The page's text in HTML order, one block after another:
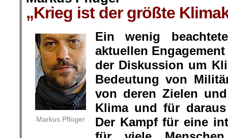
Markus Pflüger
Ein wenig
aktuellen
der Diskussion um
Bedeutung von
von deren Zielen
Klima und für
Der Kampf für eine
für viele
abstrakter erscheinende Frage